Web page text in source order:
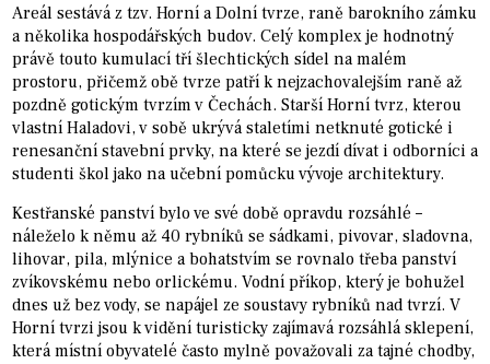
Areál sestává z tzv. Horní a Dolní tvrze, raně barokního zámku
a několika hospodářských budov. Celý komplex je hodnotný
právě touto kumulací tří šlechtických sídel na malém
prostoru, přičemž obě tvrze patří k nejzachovalejším raně až
pozdně gotickým tvrzím v Čechách. Starší Horní tvrz, kterou
vlastní Haladovi, v sobě ukrývá staletími netknuté gotické i
renesanční stavební prvky, na které se jezdí dívat i odborníci a
studenti škol jako na učební pomůcku vývoje architektury.
Kestřanské panství bylo ve své době opravdu rozsáhlé –
náleželo k němu až 40 rybníků se sádkami, pivovar, sladovna,
lihovar, pila, mlýnice a bohatstvím se rovnalo třeba panství
zvíkovskému nebo orlickému. Vodní příkop, který je bohužel
dnes už bez vody, se napájel ze soustavy rybníků nad tvrzí. V
Horní tvrzi jsou k vidění turisticky zajímavá rozsáhlá sklepení,
která místní obyvatelé často mylně považovali za tajné chodby,